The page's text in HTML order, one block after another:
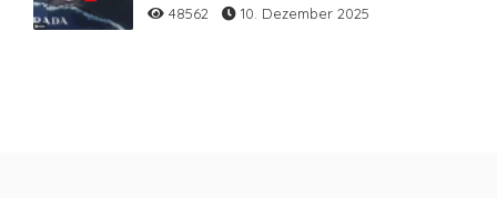
48562 10. Dezember 2025